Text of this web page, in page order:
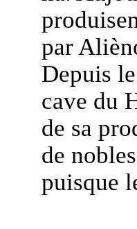
par
Depuis
cave du
de sa
de
puisque